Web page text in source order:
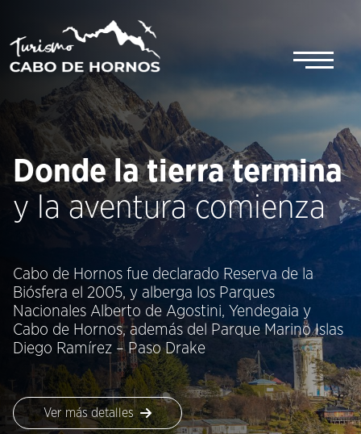
contenido
Donde la tierra termina
y la aventura comienza
Cabo de Hornos fue declarado Reserva de la
Biósfera el 2005, y alberga los Parques
Nacionales Alberto de Agostini, Yendegaia y
Cabo de Hornos, además del Parque Marino Islas
Diego Ramírez – Paso Drake
Ver más detalles